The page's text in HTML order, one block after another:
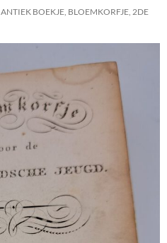
ANTIEK BOEKJE, BLOEMKORFJE, 2DE